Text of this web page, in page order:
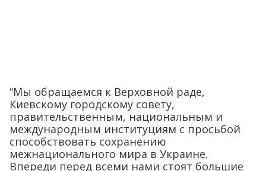
“Мы обращаемся к Верховной раде,
Киевскому городскому совету,
правительственным, национальным и
международным институциям с просьбой
способствовать сохранению
межнационального мира в Украине.
Впереди перед всеми нами стоят большие